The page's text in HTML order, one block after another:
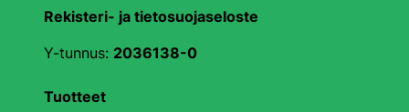
Rekisteri- ja tietosuojaseloste
Y-tunnus: 2036138-0
Tuotteet